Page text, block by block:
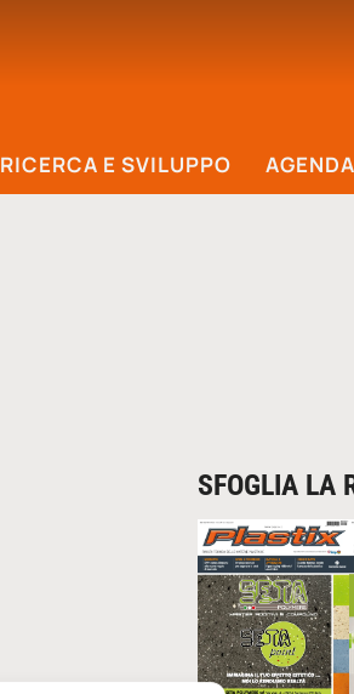
RICERCA E SVILUPPO AGENDA
SFOGLIA LA